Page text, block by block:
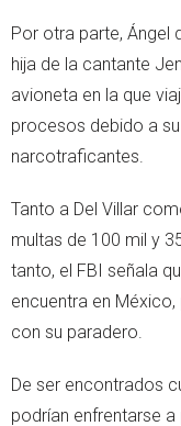
Por otra parte, Ángel
hija de la cantante
avioneta en la que
procesos debido a
narcotraficantes.
Tanto a Del Villar
multas de 100 mil y
tanto, el FBI señala
encuentra en
con su paradero.
De ser encontrados
podrían enfrentarse